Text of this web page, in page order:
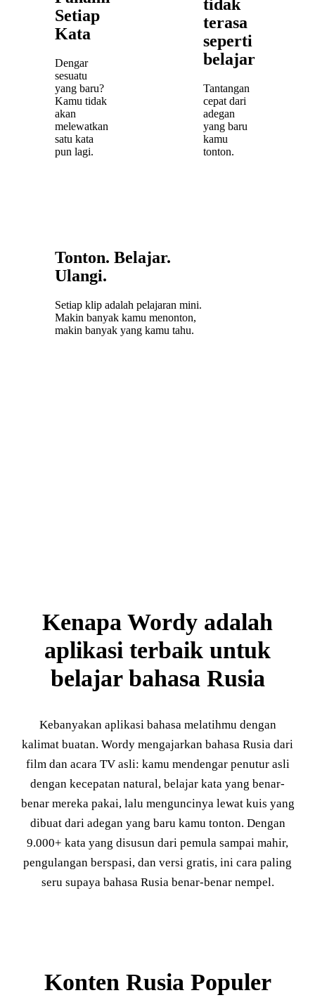
Setiap
Kata
Dengar
sesuatu
yang baru?
Kamu tidak
akan
melewatkan
satu kata
pun lagi.
tidak
terasa
seperti
belajar
Tantangan
cepat dari
adegan
yang baru
kamu
tonton.
Tonton. Belajar.
Ulangi.
Setiap klip adalah pelajaran mini.
Makin banyak kamu menonton,
makin banyak yang kamu tahu.
Kenapa Wordy adalah
aplikasi terbaik untuk
belajar bahasa Rusia
Kebanyakan aplikasi bahasa melatihmu dengan
kalimat buatan. Wordy mengajarkan bahasa Rusia dari
film dan acara TV asli: kamu mendengar penutur asli
dengan kecepatan natural, belajar kata yang benar-
benar mereka pakai, lalu menguncinya lewat kuis yang
dibuat dari adegan yang baru kamu tonton. Dengan
9.000+ kata yang disusun dari pemula sampai mahir,
pengulangan berspasi, dan versi gratis, ini cara paling
seru supaya bahasa Rusia benar-benar nempel.
Konten Rusia Populer